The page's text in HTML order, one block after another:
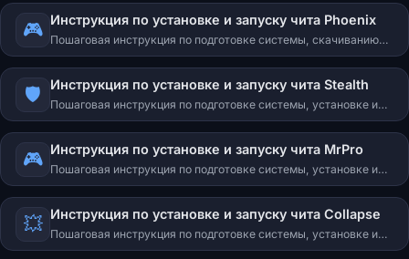
решение ошибок timestamp / bad_timestamp / session_invalid.
🎮 Инструкция по установке и запуску чита Phoenix
Пошаговая инструкция по подготовке системы, скачиванию
лоадера, активации ключа и запуску чита Phoenix. Решение
распространённых проблем.
🛡️ Инструкция по установке и запуску чита Stealth
Пошаговая инструкция по подготовке системы, установке и
запуску чита Stealth. Системные требования, решение ошибок
загрузчика, восстановление загрузочного раздела.
🎮 Инструкция по установке и запуску чита MrPro
Пошаговая инструкция по подготовке системы, установке и
запуску чита MrPro. Системные требования, настройка
спуфера, решение ошибок загрузчика, восстановление
загрузочного раздела.
💥 Инструкция по установке и запуску чита Collapse
Пошаговая инструкция по подготовке системы, установке и
запуску чита Collapse. Системные требования, решение